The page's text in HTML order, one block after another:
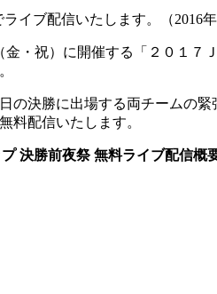
イブ配信いたします。（2016年
金・祝）に開催する「２０１
の決勝に出場する両チームの
料配信いたします。
決勝前夜祭 無料ライブ配信概要